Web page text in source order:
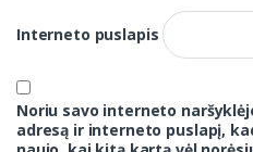
Interneto puslapis
Noriu savo interneto
adresą ir interneto puslapį,